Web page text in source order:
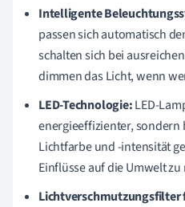
Intelligente
passen sich automatisch
schalten sich bei
dimmen das Licht, wenn
LED-Technologie:LED-
energieeffizienter, sondern
Lichtfarbe und -intensität
Einflüsse auf die Umwelt
Lichtverschmutzungsfilter